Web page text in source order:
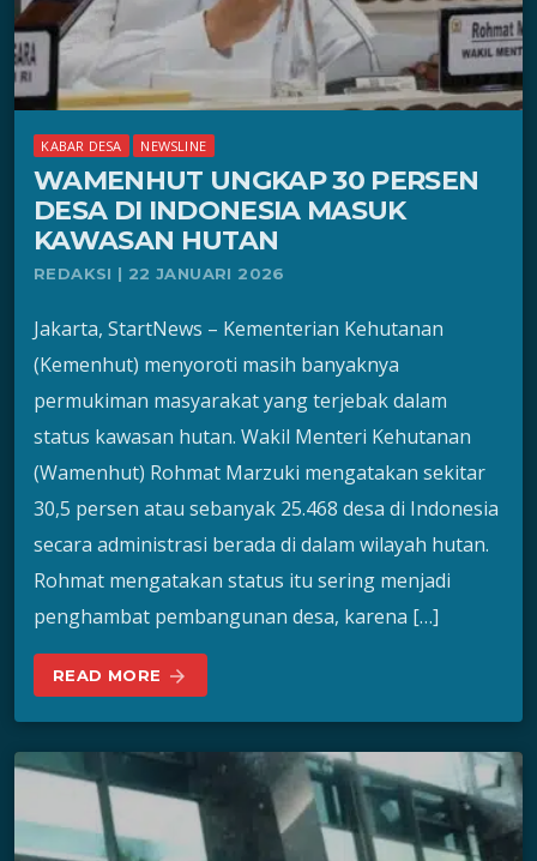
KABAR DESA NEWSLINE
WAMENHUT UNGKAP 30 PERSEN
DESA DI INDONESIA MASUK
KAWASAN HUTAN
REDAKSI | 22 JANUARI 2026
Jakarta, StartNews – Kementerian Kehutanan
(Kemenhut) menyoroti masih banyaknya
permukiman masyarakat yang terjebak dalam
status kawasan hutan. Wakil Menteri Kehutanan
(Wamenhut) Rohmat Marzuki mengatakan sekitar
30,5 persen atau sebanyak 25.468 desa di Indonesia
secara administrasi berada di dalam wilayah hutan.
Rohmat mengatakan status itu sering menjadi
penghambat pembangunan desa, karena […]
READ MORE arrow_forward